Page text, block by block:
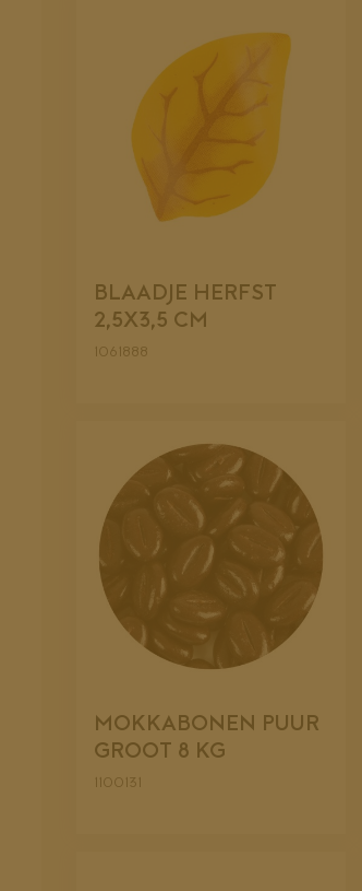
BLAADJE HERFST
2,5X3,5 CM
1061888
MOKKABONEN PUUR
GROOT 8 KG
1100131